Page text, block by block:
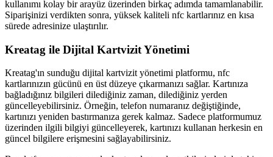
kullanımı kolay bir arayüz üzerinden birkaç adımda tamamlanabilir.
Siparişinizi verdikten sonra, yüksek kaliteli nfc kartlarınız en kısa
sürede adresinize ulaştırılır.
Kreatag ile Dijital Kartvizit Yönetimi
Kreatag'ın sunduğu dijital kartvizit yönetimi platformu, nfc
kartlarınızın gücünü en üst düzeye çıkarmanızı sağlar. Kartınıza
bağladığınız bilgileri dilediğiniz zaman, dilediğiniz yerden
güncelleyebilirsiniz. Örneğin, telefon numaranız değiştiğinde,
kartınızı yeniden bastırmanıza gerek kalmaz. Sadece platformumuz
üzerinden ilgili bilgiyi güncelleyerek, kartınızı kullanan herkesin en
güncel bilgilere erişmesini sağlayabilirsiniz.